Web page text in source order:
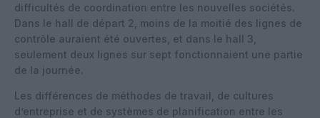
difficultés de coordination entre les nouvelles sociétés.
Dans le hall de départ 2, moins de la moitié des lignes de
contrôle auraient été ouvertes, et dans le hall 3,
seulement deux lignes sur sept fonctionnaient une partie
de la journée.
Les différences de méthodes de travail, de cultures
d’entreprise et de systèmes de planification entre les